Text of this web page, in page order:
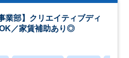
業部】クリエイティブディ
／家賃補助あり◎